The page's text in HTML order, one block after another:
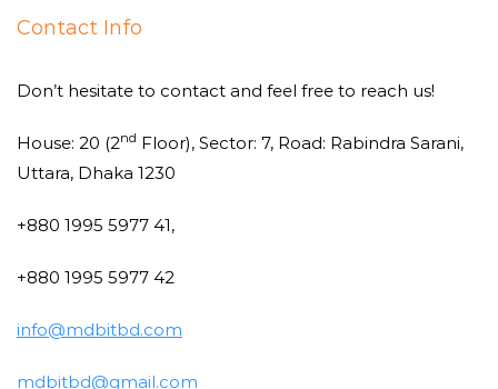
Contact Info
Don’t hesitate to contact and feel free to reach us!
House: 20 (2nd Floor), Sector: 7, Road: Rabindra Sarani,
Uttara, Dhaka 1230
+880 1995 5977 41,
+880 1995 5977 42
info@mdbitbd.com
mdbitbd@gmail.com